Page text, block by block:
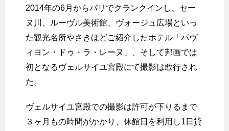
2014年の6月からパリでクランクインし、セー
ヌ川、ルーヴル美術館、ヴォージュ広場といっ
た観光名所やさきほどご紹介したホテル「パヴ
ィヨン・ドゥ・ラ・レーヌ」、そして邦画では
初となるヴェルサイユ宮殿にて撮影は敢行され
た。
ヴェルサイユ宮殿での撮影は許可が下りるまで
３ヶ月もの時間がかかり、休館日を利用し1日貸